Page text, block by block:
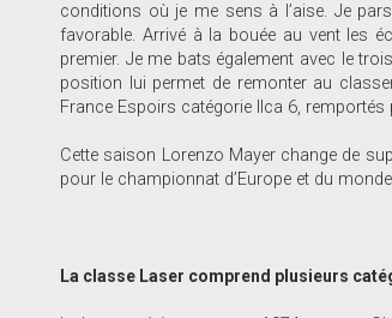
conditions où je me sens à l’aise. Je
favorable. Arrivé à la bouée au vent les
premier. Je me bats également avec le
position lui permet de remonter au
France Espoirs catégorie Ilca 6,
Cette saison Lorenzo Mayer change de
pour le championnat d’Europe et du
La classe Laser comprend plusieurs